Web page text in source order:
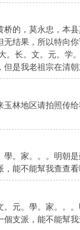
的，莫永忠，本
结果，所以特向
长。文。元。学
是我老祖宗在清
林地区请拍照传
。家。。。明朝
能不能幫我查查
元。學。家。。
支派，能不能幫